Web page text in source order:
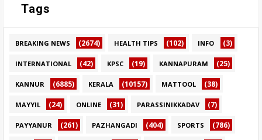
Tags
BREAKING NEWS (2674) HEALTH TIPS (102) INFO (3)
INTERNATIONAL (42) KPSC (19) KANNAPURAM (25)
KANNUR (6885) KERALA (10157) MATTOOL (38)
MAYYIL (24) ONLINE (31) PARASSINIKKADAV (7)
PAYYANUR (261) PAZHANGADI (404) SPORTS (786)